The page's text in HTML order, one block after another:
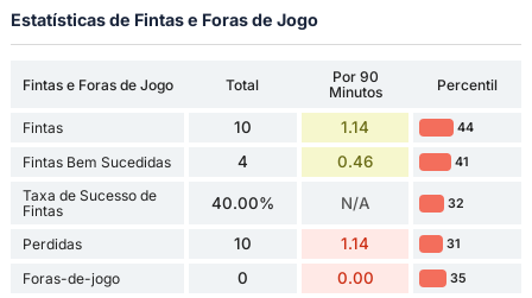
Estatísticas de Fintas e Foras de Jogo
Fintas e Foras de Jogo Total
Por 90
Minutos
Percentil
Fintas 10 1.14 44
Fintas Bem Sucedidas 4 0.46 41
Taxa de Sucesso de
Fintas
40.00% N/A 32
Perdidas 10 1.14 31
Foras-de-jogo 0 0.00 35